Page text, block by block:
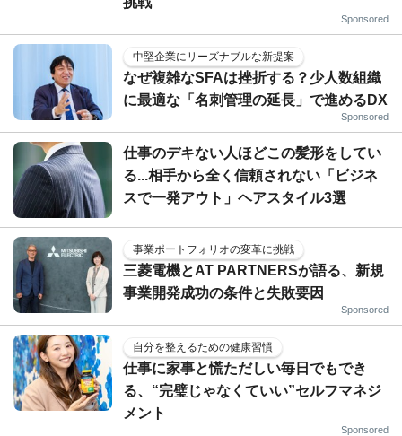
Sponsored
中堅企業にリーズナブルな新提案
なぜ複雑なSFAは挫折する？少人数組織
に最適な「名刺管理の延長」で進めるDX
Sponsored
仕事のデキない人ほどこの髪形をしてい
る...相手から全く信頼されない「ビジネ
スで一発アウト」ヘアスタイル3選
事業ポートフォリオの変革に挑戦
三菱電機とAT PARTNERSが語る、新規
事業開発成功の条件と失敗要因
Sponsored
自分を整えるための健康習慣
仕事に家事と慌ただしい毎日でもでき
る、“完璧じゃなくていい”セルフマネジ
メント
Sponsored